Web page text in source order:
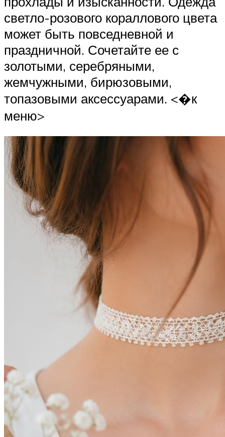
светло-розового кораллового цвета
может быть повседневной и
праздничной. Сочетайте ее с
золотыми, серебряными,
жемчужными, бирюзовыми,
топазовыми аксессуарами. <�к
меню>